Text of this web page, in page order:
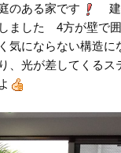
のある家です
建
ました 4方が壁で
気にならない構造
、光が差してくるス